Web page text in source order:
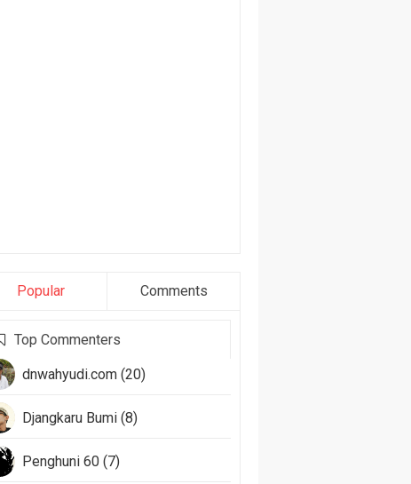
Popular Comments
Top Commenters
dnwahyudi.com (20)
Djangkaru Bumi (8)
Penghuni 60 (7)